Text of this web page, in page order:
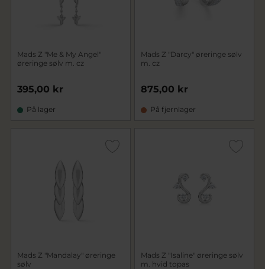
Mads Z "Me & My Angel"
øreringe sølv m. cz
395,00 kr
På lager
Mads Z "Darcy" øreringe sølv
m. cz
875,00 kr
På fjernlager
Mads Z "Mandalay" øreringe
sølv
Mads Z "Isaline" øreringe sølv
m. hvid topas